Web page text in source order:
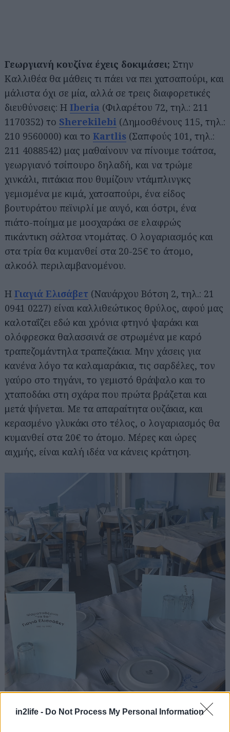
in2life - Do Not Process My Personal Information
Γεωργιανή κουζίνα έχεις δοκιμάσει; Στην
Καλλιθέα θα μάθεις τι πάει να πει χατσαπούρι, και
μάλιστα όχι σε μία, αλλά σε τρεις διαφορετικές
διευθύνσεις: Η Iberia (Φιλαρέτου 72, τηλ.: 211
1170352) το Sherekilebi (Δημοσθένους 115, τηλ.:
210 9560000) και το Kartlis (Σαπφούς 101, τηλ.:
211 4088542) μας μαθαίνουν να πίνουμε τσάτσα,
γεωργιανό τσίπουρο δηλαδή, και να τρώμε
χινκάλι, πιτάκια που θυμίζουν ντάμπλινγκς
γεμισμένα με κιμά, χατσαπούρι, ένα είδος
βουτυράτου πεϊνιρλί με αυγό, και όστρι, ένα
πιάτο-ποίημα με μοσχαράκι σε ελαφρώς
πικάντικη σάλτσα ντομάτας. Ο λογαριασμός και
στα τρία θα κυμανθεί στα 20-25€ το άτομο,
αλκοόλ περιλαμβανομένου.
Η Γιαγιά Ελισάβετ (Ναυάρχου Βότση 2, τηλ.: 21
0941 0227) είναι καλλιθεώτικος θρύλος, αφού μας
καλοταΐζει εδώ και χρόνια φτηνό ψαράκι και
ολόφρεσκα θαλασσινά σε στρωμένα με καρό
τραπεζομάντηλα τραπεζάκια. Μην χάσεις για
κανένα λόγο τα καλαμαράκια, τις σαρδέλες, τον
γαύρο στο τηγάνι, το γεμιστό θράψαλο και το
χταποδάκι στη σχάρα που πρώτα βράζεται και
μετά ψήνεται. Με τα απαραίτητα ουζάκια, και
κερασμένο γλυκάκι στο τέλος, ο λογαριασμός θα
κυμανθεί στα 20€ το άτομο. Μέρες και ώρες
αιχμής, είναι καλή ιδέα να κάνεις κράτηση.
Έτερος καλλιθεώτικος θρύλος, ηΡαμόνα